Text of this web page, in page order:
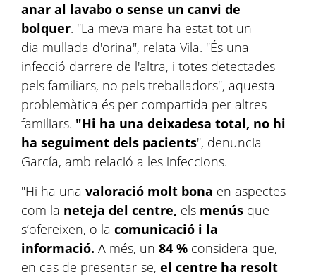
anar al lavabo o sense un canvi de
bolquer. "La meva mare ha estat tot un
dia mullada d'orina", relata Vila. "És una
infecció darrere de l'altra, i totes detectades
pels familiars, no pels treballadors", aquesta
problemàtica és per compartida per altres
familiars. "Hi ha una deixadesa total, no hi
ha seguiment dels pacients", denuncia
García, amb relació a les infeccions.
"Hi ha una valoració molt bona en aspectes
com la neteja del centre, els menús que
s’ofereixen, o la comunicació i la
informació. A més, un 84 % considera que,
en cas de presentar-se, el centre ha resolt